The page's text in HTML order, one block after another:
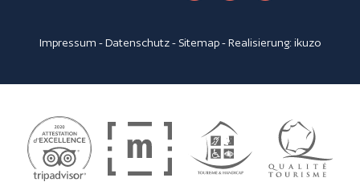
Impressum -Datenschutz- Sitemap- Realisierung:ikuzo